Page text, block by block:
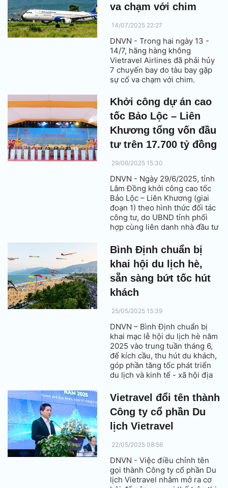
va chạm với chim
14/07/2025 22:27
DNVN - Trong hai ngày 13 -
14/7, hãng hàng không
Vietravel Airlines đã phải hủy
7 chuyến bay do tàu bay gặp
sự cố va chạm với chim.
Khởi công dự án cao
tốc Bảo Lộc – Liên
Khương tổng vốn đầu
tư trên 17.700 tỷ đồng
29/06/2025 15:30
DNVN - Ngày 29/6/2025, tỉnh
Lâm Đồng khởi công cao tốc
Bảo Lộc – Liên Khương (giai
đoạn 1) theo hình thức đối tác
công tư, do UBND tỉnh phối
hợp cùng liên danh nhà đầu tư
Thành thực hiện.
Bình Định chuẩn bị
khai hội du lịch hè,
sẵn sàng bứt tốc hút
khách
25/05/2025 15:39
DNVN – Bình Định chuẩn bị
khai mạc lễ hội du lịch hè năm
2025 vào trung tuần tháng 6,
để kích cầu, thu hút du khách,
góp phần tăng tốc phát triển
du lịch và kinh tế - xã hội địa
Vietravel đổi tên thành
Công ty cổ phần Du
lịch Vietravel
22/05/2025 08:56
DNVN - Việc điều chỉnh tên
gọi thành Công ty cổ phần Du
lịch Vietravel nhằm mở ra cơ